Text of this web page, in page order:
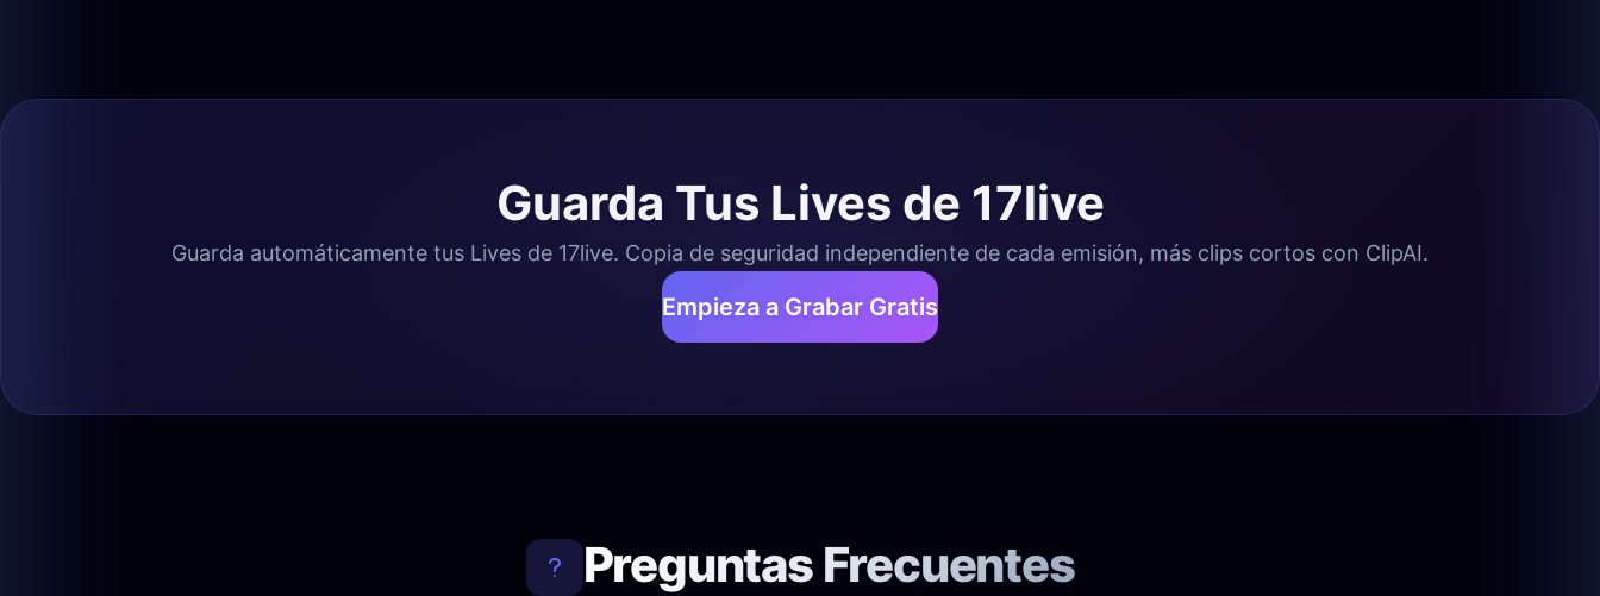
Guarda Tus Lives de 17live
Guarda automáticamente tus Lives de 17live. Copia de seguridad independiente de cada emisión, más clips cortos con ClipAI.
Empieza a Grabar Gratis
Preguntas Frecuentes